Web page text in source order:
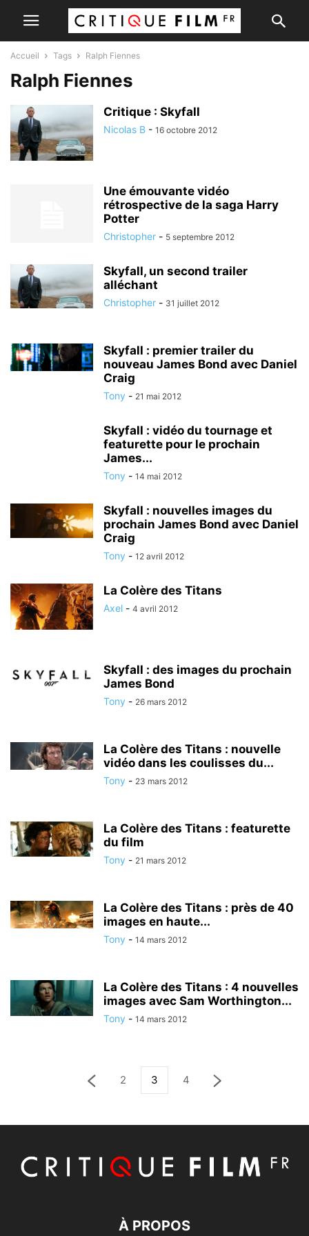
Accueil Tags Ralph Fiennes
Ralph Fiennes
Critique : Skyfall
Nicolas B - 16 octobre 2012
Une émouvante vidéo
rétrospective de la saga Harry
Potter
Christopher - 5 septembre 2012
Skyfall, un second trailer
alléchant
Christopher - 31 juillet 2012
Skyfall : premier trailer du
nouveau James Bond avec Daniel
Craig
Tony - 21 mai 2012
Skyfall : vidéo du tournage et
featurette pour le prochain
James...
Tony - 14 mai 2012
Skyfall : nouvelles images du
prochain James Bond avec Daniel
Craig
Tony - 12 avril 2012
La Colère des Titans
Axel - 4 avril 2012
Skyfall : des images du prochain
James Bond
Tony - 26 mars 2012
La Colère des Titans : nouvelle
vidéo dans les coulisses du...
Tony - 23 mars 2012
La Colère des Titans : featurette
du film
Tony - 21 mars 2012
La Colère des Titans : près de 40
images en haute...
Tony - 14 mars 2012
La Colère des Titans : 4 nouvelles
images avec Sam Worthington...
Tony - 14 mars 2012
2 3 4
À PROPOS